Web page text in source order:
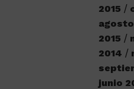
2015
agosto
2015
2014
junio